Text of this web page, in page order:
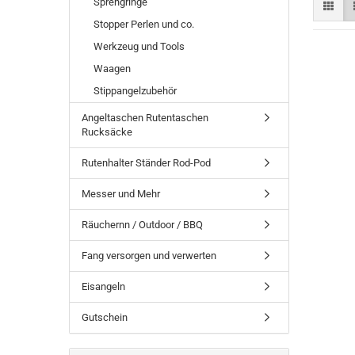
Stopper Perlen und co.
Werkzeug und Tools
Waagen
Stippangelzubehör
Angeltaschen Rutentaschen
Rucksäcke
Rutenhalter Ständer Rod-Pod
Messer und Mehr
Räuchernn / Outdoor / BBQ
Fang versorgen und verwerten
Eisangeln
Gutschein